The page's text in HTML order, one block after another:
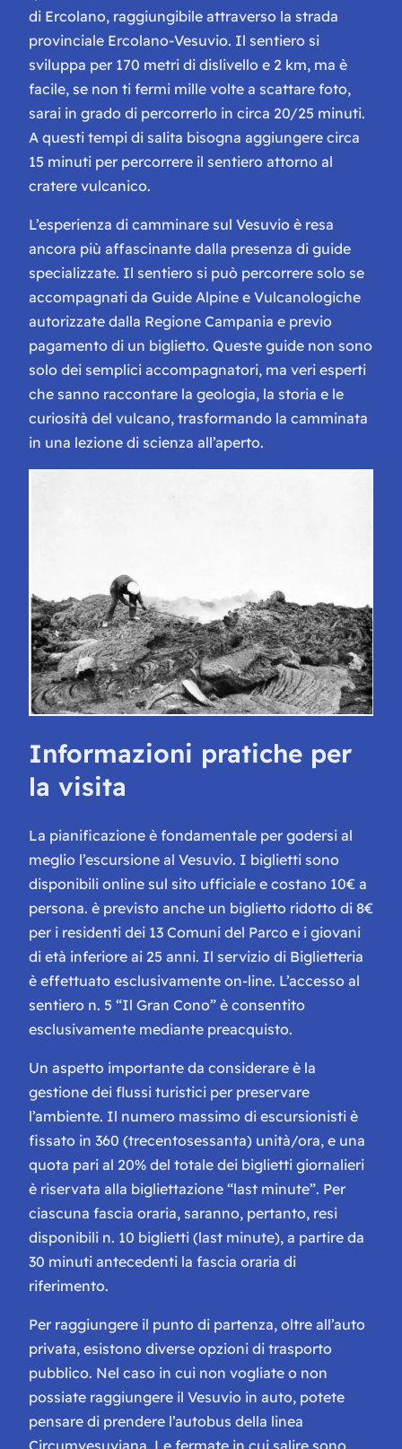
di Ercolano, raggiungibile attraverso la strada
provinciale Ercolano-Vesuvio. Il sentiero si
sviluppa per 170 metri di dislivello e 2 km, ma è
facile, se non ti fermi mille volte a scattare foto,
sarai in grado di percorrerlo in circa 20/25 minuti.
A questi tempi di salita bisogna aggiungere circa
15 minuti per percorrere il sentiero attorno al
cratere vulcanico.
L’esperienza di camminare sul Vesuvio è resa
ancora più affascinante dalla presenza di guide
specializzate. Il sentiero si può percorrere solo se
accompagnati da Guide Alpine e Vulcanologiche
autorizzate dalla Regione Campania e previo
pagamento di un biglietto. Queste guide non sono
solo dei semplici accompagnatori, ma veri esperti
che sanno raccontare la geologia, la storia e le
curiosità del vulcano, trasformando la camminata
in una lezione di scienza all’aperto.
Informazioni pratiche per
la visita
La pianificazione è fondamentale per godersi al
meglio l’escursione al Vesuvio. I biglietti sono
disponibili online sul sito ufficiale e costano 10€ a
persona. è previsto anche un biglietto ridotto di 8€
per i residenti dei 13 Comuni del Parco e i giovani
di età inferiore ai 25 anni. Il servizio di Biglietteria
è effettuato esclusivamente on-line. L’accesso al
sentiero n. 5 “Il Gran Cono” è consentito
esclusivamente mediante preacquisto.
Un aspetto importante da considerare è la
gestione dei flussi turistici per preservare
l’ambiente. Il numero massimo di escursionisti è
fissato in 360 (trecentosessanta) unità/ora, e una
quota pari al 20% del totale dei biglietti giornalieri
è riservata alla bigliettazione “last minute”. Per
ciascuna fascia oraria, saranno, pertanto, resi
disponibili n. 10 biglietti (last minute), a partire da
30 minuti antecedenti la fascia oraria di
riferimento.
Per raggiungere il punto di partenza, oltre all’auto
privata, esistono diverse opzioni di trasporto
pubblico. Nel caso in cui non vogliate o non
possiate raggiungere il Vesuvio in auto, potete
pensare di prendere l’autobus della linea